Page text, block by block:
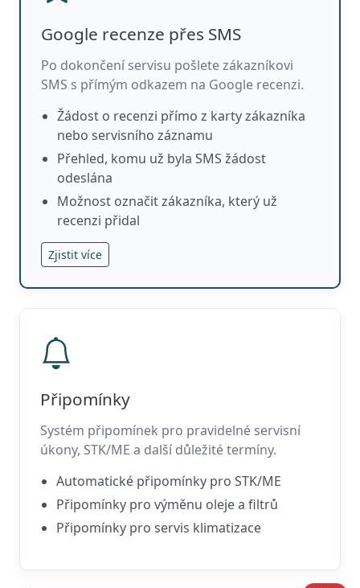
Google recenze přes SMS
Po dokončení servisu pošlete zákazníkovi
SMS s přímým odkazem na Google recenzi.
Žádost o recenzi přímo z karty zákazníka
nebo servisního záznamu
Přehled, komu už byla SMS žádost
odeslána
Možnost označit zákazníka, který už
recenzi přidal
Zjistit více
Připomínky
Systém připomínek pro pravidelné servisní
úkony, STK/ME a další důležité termíny.
Automatické připomínky pro STK/ME
Připomínky pro výměnu oleje a filtrů
Připomínky pro servis klimatizace